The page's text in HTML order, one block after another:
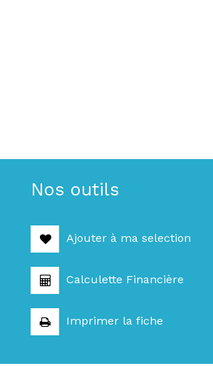
Nos outils
Ajouter à ma selection
Calculette Financière
Imprimer la fiche